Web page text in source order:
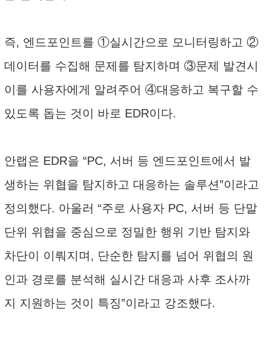
즉, 엔드포인트를 ①실시간으로 모니터링하고 ②
데이터를 수집해 문제를 탐지하며 ③문제 발견시
이를 사용자에게 알려주어 ④대응하고 복구할 수
있도록 돕는 것이 바로 EDR이다.
안랩은 EDR을 “PC, 서버 등 엔드포인트에서 발
생하는 위협을 탐지하고 대응하는 솔루션”이라고
정의했다. 아울러 “주로 사용자 PC, 서버 등 단말
단위 위협을 중심으로 정밀한 행위 기반 탐지와
차단이 이뤄지며, 단순한 탐지를 넘어 위협의 원
인과 경로를 분석해 실시간 대응과 사후 조사까
지 지원하는 것이 특징”이라고 강조했다.